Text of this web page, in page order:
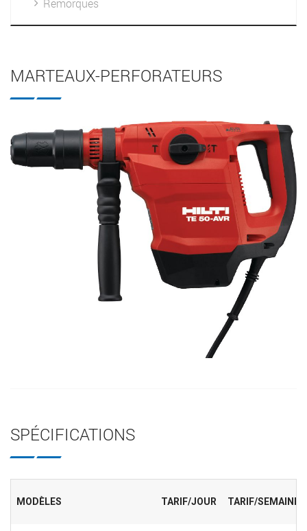
Remorques
MARTEAUX-PERFORATEURS
SPÉCIFICATIONS
MODÈLES TARIF/JOUR TARIF/SEMAINE